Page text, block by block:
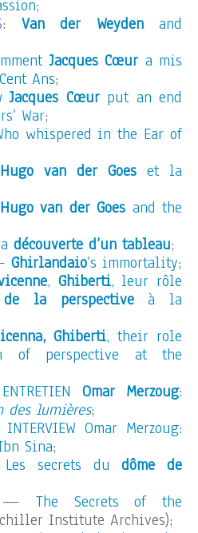
;
: Van der Weydenand
Jacques Cœur a mis
Ans;
Jacques Cœurput an end
War;
whispered in the Ear of
Hugo van der Goes et la
Hugo van der Goes and the
découverte d’un tableau;
Ghirlandaio’s immortality;
, Ghiberti, leur rôle
de la perspectiveà la
Ghiberti, their role
of perspective at the
ENTRETIENOmar Merzoug:
des lumières;
INTERVIEW Omar Merzoug:
Sina;
Les secrets dudôme de
The Secrets of the
Institute Archives);